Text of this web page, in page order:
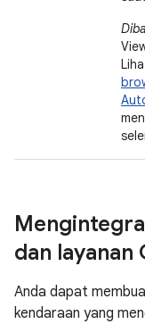
dan layanan
Anda dapat
kendaraan yang